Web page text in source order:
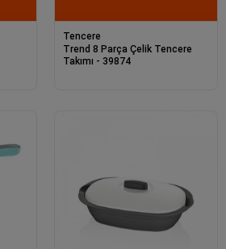
Tencere
Trend 8 Parça Çelik Tencere
Takımı - 39874